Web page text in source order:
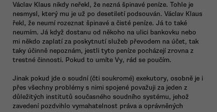
Václav Klaus nikdy neřekl, že nezná špinavé peníze. Tohle je
nesmysl, který mu je už po desetiletí podsouván. Václav Klaus
řekl, že neumí rozeznat špinavé a čisté peníze. Já to také
neumím. Já když dostanu od někoho na ulici bankovku nebo
mi někdo zaplatí za poskytnutí služeb převodem na účet, tak
taky účinně nepoznám, jestli tyto peníze pocházejí zrovna z
trestné činnosti. Pokud to umíte Vy, rád se poučím.
Jinak pokud jde o soudní (čti soukromé) exekutory, osobně je i
přes všechny problémy s nimi spojené považuji za jeden z
důležitých institutů současného soudního systému, jehož
zavedení pozdvihlo vymahatelnost práva a oprávněných